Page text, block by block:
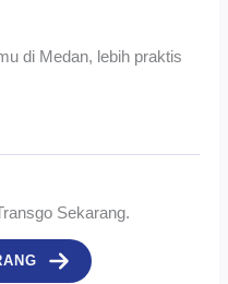
di Medan, lebih praktis
Sekarang.